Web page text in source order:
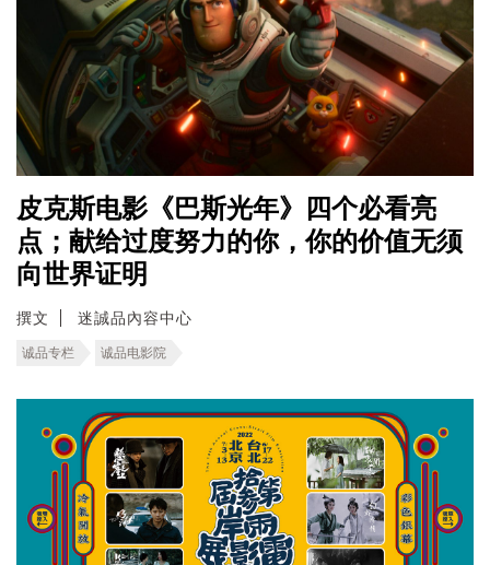
皮克斯电影《巴斯光年》四个必看亮
点；献给过度努力的你，你的价值无须
向世界证明
撰文 迷誠品內容中心
诚品专栏 诚品电影院